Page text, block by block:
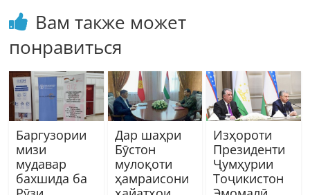
Вам также может
понравиться
Баргузории
мизи
мудавар
бахшида ба
Дар шаҳри
Бӯстон
мулоқоти
ҳамраисони
Изҳороти
Президенти
Ҷумҳурии
Тоҷикистон